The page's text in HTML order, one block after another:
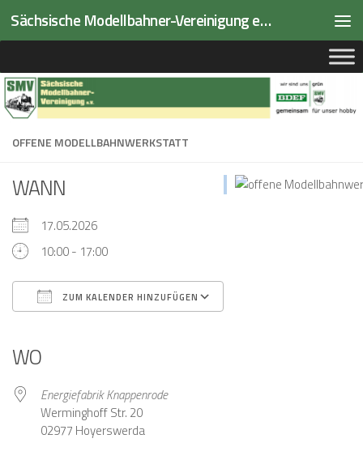
Zum Inhalt springen Sächsische Modellbahner-Vereinigung e.V.
OFFENE MODELLBAHNWERKSTATT
WANN
17.05.2026
10:00 - 17:00
ZUM KALENDER HINZUFÜGEN
WO
Energiefabrik Knappenrode
Werminghoff Str. 20
02977 Hoyerswerda